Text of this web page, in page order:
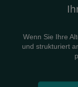
Wenn Sie Ihre
und strukturiert